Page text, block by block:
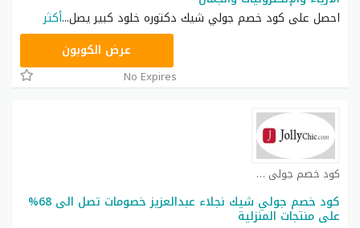
احصل على كود خصم جولي شيك دكتوره خلود كبير يصل...أكثر
عرض الكوبون
No Expires
كود خصم جولي شيك كوبون
كود خصم جولي شيك نجلاء عبدالعزيز خصومات تصل الى 68%
على منتجات المنزلية